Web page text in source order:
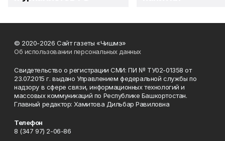
© 2020-2026 Сайт газеты «Чишмэ»
Об использовании персональных данных
Свидетельство о регистрации СМИ: ПИ № ТУ02-01358 от
23.07.2015 г. выдано Управлением федеральной службы по
надзору в сфере связи, информационных технологий и
массовых коммуникаций по Республике Башкортостан.
Главный редактор: Хамитова Дильбар Равиловна
Телефон
8 (347 97) 2-06-86